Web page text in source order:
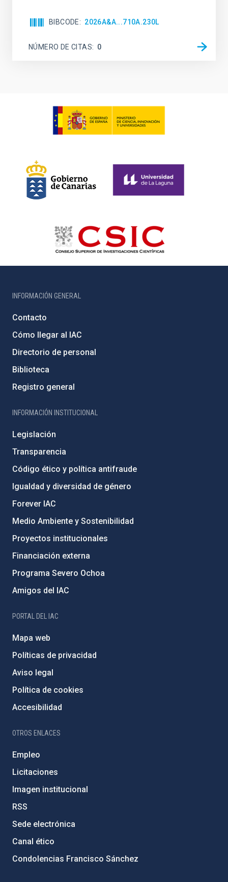
BIBCODE 2026A&A...710A.230L
NÚMERO DE CITAS 0
INFORMACIÓN GENERAL
Contacto
Cómo llegar al IAC
Directorio de personal
Biblioteca
Registro general
INFORMACIÓN INSTITUCIONAL
Legislación
Transparencia
Código ético y política antifraude
Igualdad y diversidad de género
Forever IAC
Medio Ambiente y Sostenibilidad
Proyectos institucionales
Financiación externa
Programa Severo Ochoa
Amigos del IAC
PORTAL DEL IAC
Mapa web
Políticas de privacidad
Aviso legal
Política de cookies
Accesibilidad
OTROS ENLACES
Empleo
Licitaciones
Imagen institucional
RSS
Sede electrónica
Canal ético
Condolencias Francisco Sánchez